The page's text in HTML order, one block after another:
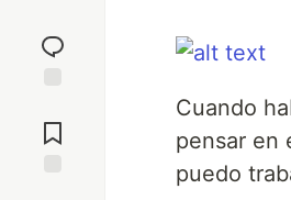
reaction
Comments
Cuando
pensar en
puedo